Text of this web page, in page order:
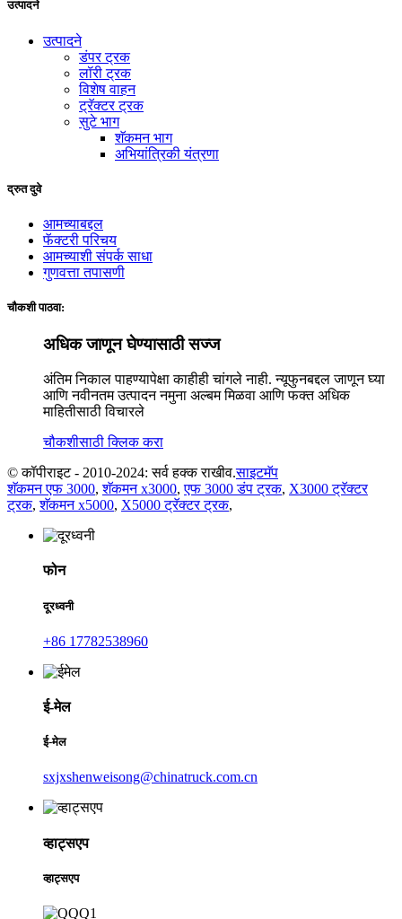
उत्पादने
उत्पादने
डंपर ट्रक
लॉरी ट्रक
विशेष वाहन
ट्रॅक्टर ट्रक
सुटे भाग
शॅकमन भाग
अभियांत्रिकी यंत्रणा
द्रुत दुवे
आमच्याबद्दल
फॅक्टरी परिचय
आमच्याशी संपर्क साधा
गुणवत्ता तपासणी
चौकशी पाठवा:
अधिक जाणून घेण्यासाठी सज्ज
अंतिम निकाल पाहण्यापेक्षा काहीही चांगले नाही. न्यूफुनबद्दल जाणून घ्या
आणि नवीनतम उत्पादन नमुना अल्बम मिळवा आणि फक्त अधिक
माहितीसाठी विचारले
चौकशीसाठी क्लिक करा
© कॉपीराइट - 2010-2024: सर्व हक्क राखीव.साइटमॅप
शॅकमन एफ 3000,शॅकमन x3000,एफ 3000 डंप ट्रक, X3000 ट्रॅक्टर
ट्रक,शॅकमन x5000, X5000 ट्रॅक्टर ट्रक,
फोन
दूरध्वनी
+86 17782538960
ई-मेल
ई-मेल
sxjxshenweisong@chinatruck.com.cn
व्हाट्सएप
व्हाट्सएप